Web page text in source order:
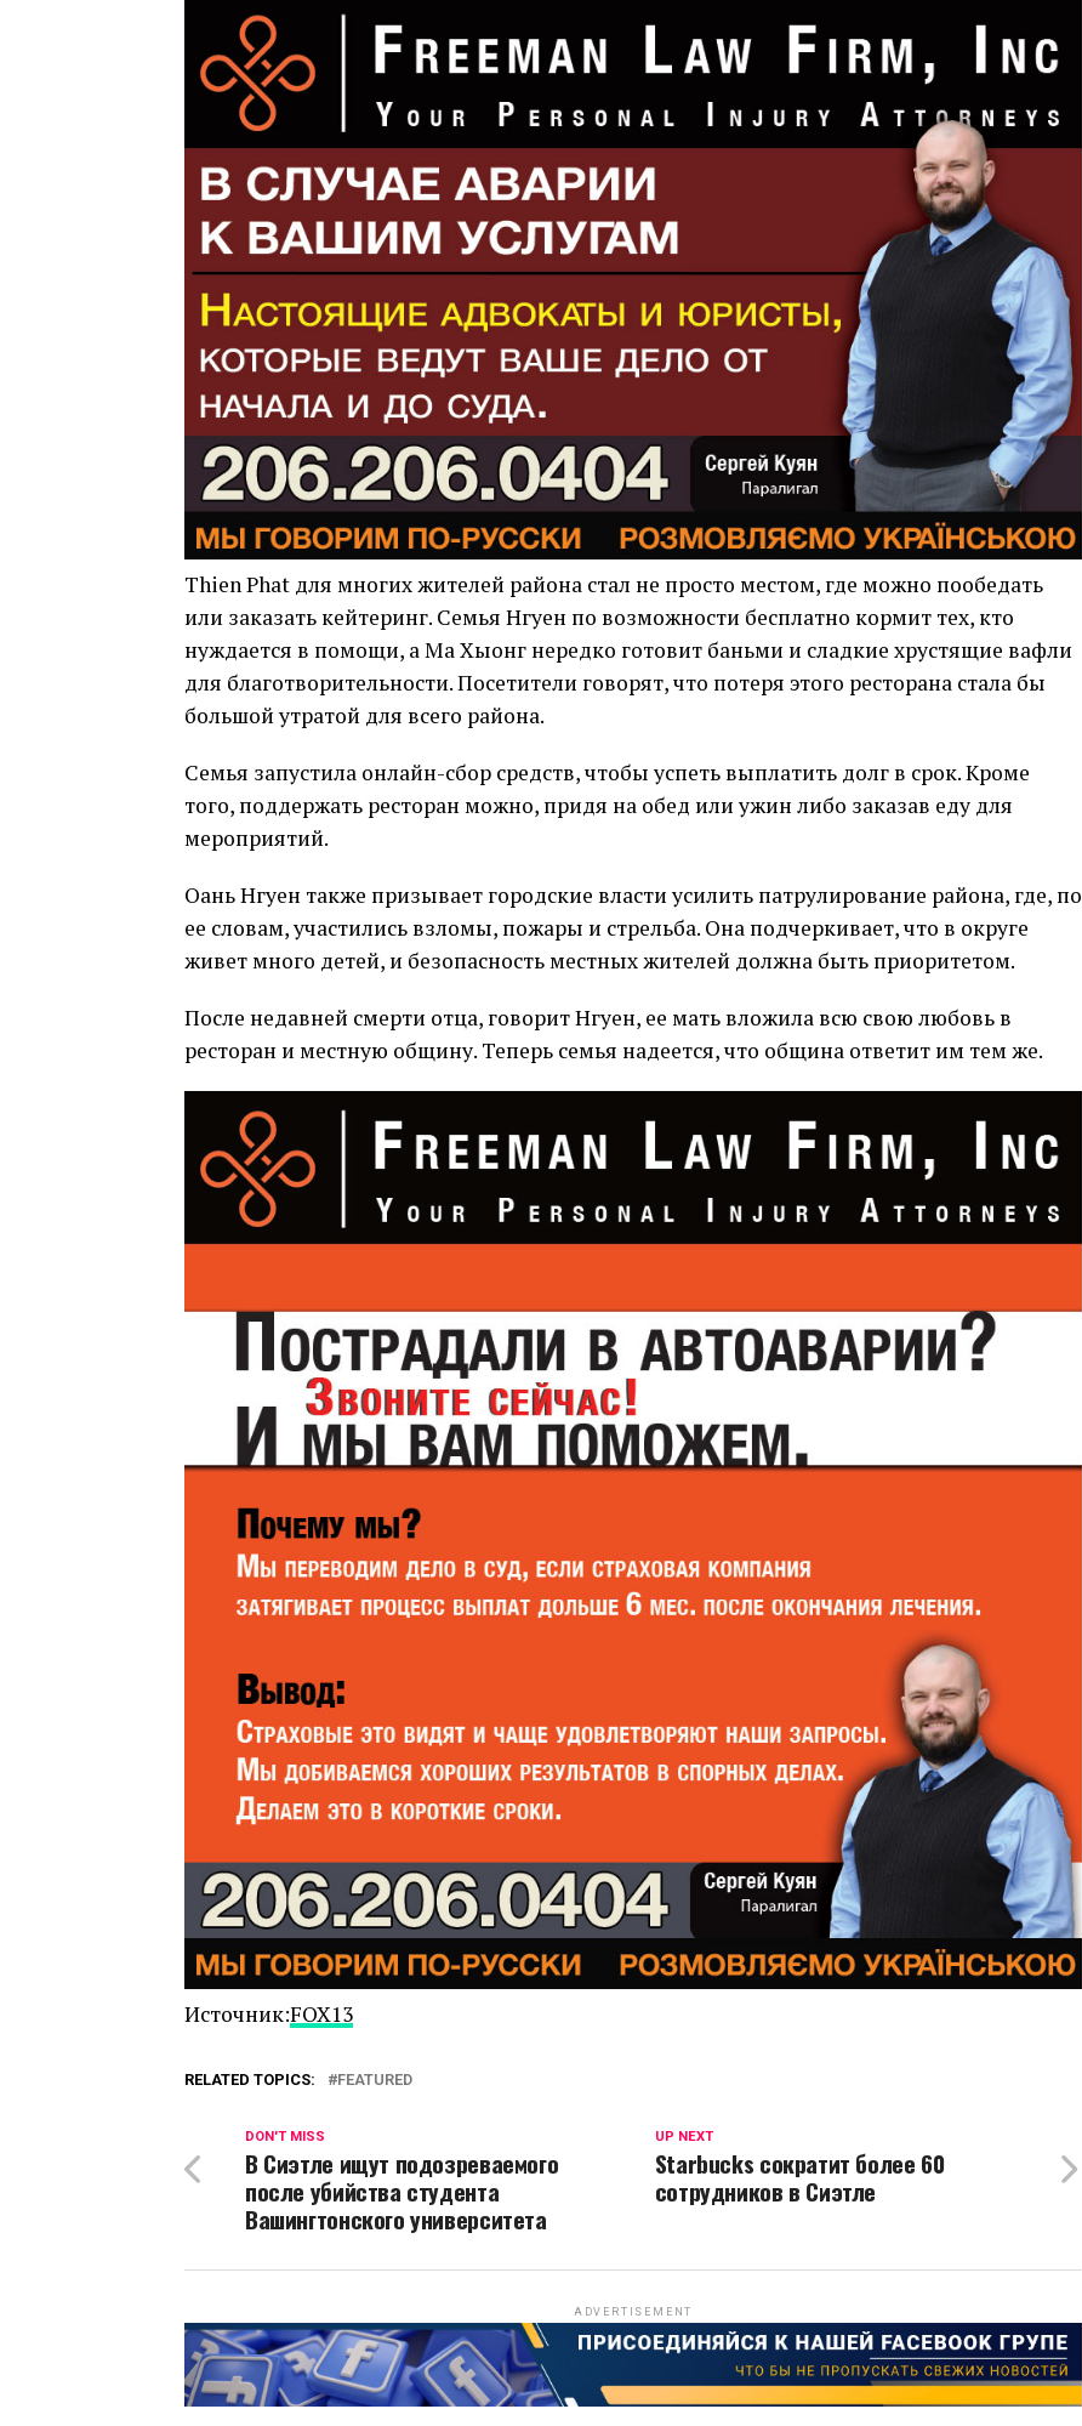
Thien Phat для многих жителей района стал не просто местом, где можно пообедать
или заказать кейтеринг. Семья Нгуен по возможности бесплатно кормит тех, кто
нуждается в помощи, а Ма Хыонг нередко готовит баньми и сладкие хрустящие вафли
для благотворительности. Посетители говорят, что потеря этого ресторана стала бы
большой утратой для всего района.
Семья запустила онлайн-сбор средств, чтобы успеть выплатить долг в срок. Кроме
того, поддержать ресторан можно, придя на обед или ужин либо заказав еду для
мероприятий.
Оань Нгуен также призывает городские власти усилить патрулирование района, где, по
ее словам, участились взломы, пожары и стрельба. Она подчеркивает, что в округе
живет много детей, и безопасность местных жителей должна быть приоритетом.
После недавней смерти отца, говорит Нгуен, ее мать вложила всю свою любовь в
ресторан и местную общину. Теперь семья надеется, что община ответит им тем же.
Источник:FOX13
RELATED TOPICS: FEATURED
UP NEXT
Starbucks сократит более 60
сотрудников в Сиэтле
DON'T MISS
В Сиэтле ищут подозреваемого
после убийства студента
Вашингтонского университета
ADVERTISEMENT